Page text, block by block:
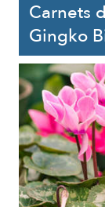
Carnets
Gingko